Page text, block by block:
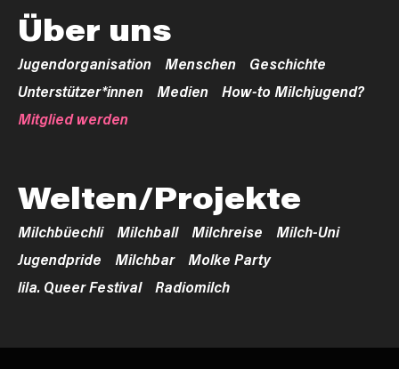
Über uns
Jugendorganisation Menschen
Geschichte
Unterstützer*innen
Medien
How-to Milchjugend?
Mitglied werden
Welten/Projekte
Milchbüechli Milchball Milchreise
Milch-Uni
Jugendpride
Milchbar
Molke Party
lila. Queer Festival
Radiomilch